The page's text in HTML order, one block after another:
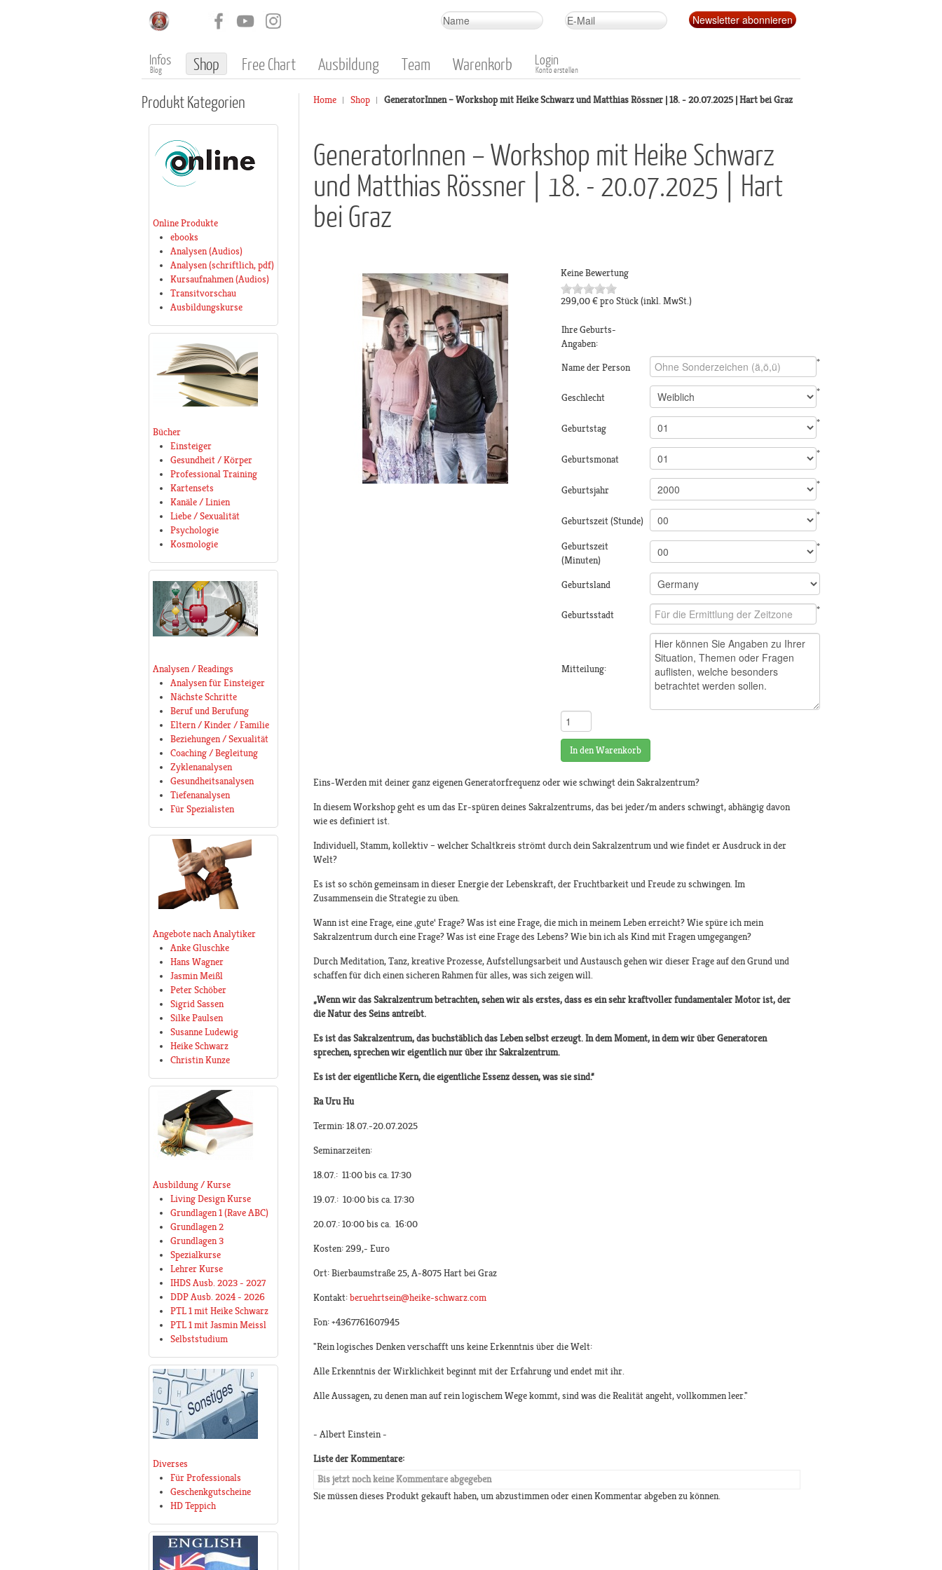
Infos
Blog Shop Free Chart Ausbildung Team Warenkorb Login
Konto erstellen
Home Shop GeneratorInnen – Workshop mit Heike Schwarz und Matthias Rössner | 18. - 20.07.2025 | Hart bei Graz
GeneratorInnen – Workshop mit Heike Schwarz
und Matthias Rössner | 18. - 20.07.2025 | Hart
bei Graz
Keine Bewertung
299,00 € pro Stück(inkl. MwSt.)
Ihre Geburts-
Angaben:
Name der Person
*
Geschlecht *
Geburtstag *
Geburtsmonat *
Geburtsjahr *
Geburtszeit (Stunde) *
Geburtszeit
(Minuten)
*
Geburtsland
Geburtsstadt *
Mitteilung:
In den Warenkorb
Eins-Werden mit deiner ganz eigenen Generatorfrequenz oder wie schwingt dein Sakralzentrum?
In diesem Workshop geht es um das Er-spüren deines Sakralzentrums, das bei jeder/m anders schwingt, abhängig davon
wie es definiert ist.
Individuell, Stamm, kollektiv – welcher Schaltkreis strömt durch dein Sakralzentrum und wie findet er Ausdruck in der
Welt?
Es ist so schön gemeinsam in dieser Energie der Lebenskraft, der Fruchtbarkeit und Freude zu schwingen. Im
Zusammensein die Strategie zu üben.
Wann ist eine Frage, eine ‚gute‘ Frage? Was ist eine Frage, die mich in meinem Leben erreicht? Wie spüre ich mein
Sakralzentrum durch eine Frage? Was ist eine Frage des Lebens? Wie bin ich als Kind mit Fragen umgegangen?
Durch Meditation, Tanz, kreative Prozesse, Aufstellungsarbeit und Austausch gehen wir dieser Frage auf den Grund und
schaffen für dich einen sicheren Rahmen für alles, was sich zeigen will.
„Wenn wir das Sakralzentrum betrachten, sehen wir als erstes, dass es ein sehr kraftvoller fundamentaler Motor ist, der
die Natur des Seins antreibt.
Es ist das Sakralzentrum, das buchstäblich das Leben selbst erzeugt. In dem Moment, in dem wir über Generatoren
sprechen, sprechen wir eigentlich nur über ihr Sakralzentrum.
Es ist der eigentliche Kern, die eigentliche Essenz dessen, was sie sind.“
Ra Uru Hu
Termin: 18.07.-20.07.2025
Seminarzeiten:
18.07.: 11:00 bis ca. 17:30
19.07.: 10:00 bis ca. 17:30
20.07.: 10:00 bis ca. 16:00
Kosten: 299,- Euro
Ort: Bierbaumstraße 25, A-8075 Hart bei Graz
Kontakt:beruehrtsein@heike-schwarz.com
Fon: +4367761607945
"Rein logisches Denken verschafft uns keine Erkenntnis über die Welt:
Alle Erkenntnis der Wirklichkeit beginnt mit der Erfahrung und endet mit ihr.
Alle Aussagen, zu denen man auf rein logischem Wege kommt, sind was die Realität angeht, vollkommen leer."
- Albert Einstein -
Liste der Kommentare:
Bis jetzt noch keine Kommentare abgegeben
Sie müssen dieses Produkt gekauft haben, um abzustimmen oder einen Kommentar abgeben zu können.
ProduktKategorien
Online Produkte
ebooks
Analysen (Audios)
Analysen (schriftlich, pdf)
Kursaufnahmen (Audios)
Transitvorschau
Ausbildungskurse
Bücher
Einsteiger
Gesundheit / Körper
Professional Training
Kartensets
Kanäle / Linien
Liebe / Sexualität
Psychologie
Kosmologie
Analysen / Readings
Analysen für Einsteiger
Nächste Schritte
Beruf und Berufung
Eltern / Kinder / Familie
Beziehungen / Sexualität
Coaching / Begleitung
Zyklenanalysen
Gesundheitsanalysen
Tiefenanalysen
Für Spezialisten
Angebote nach Analytiker
Anke Gluschke
Hans Wagner
Jasmin Meißl
Peter Schöber
Sigrid Sassen
Silke Paulsen
Susanne Ludewig
Heike Schwarz
Christin Kunze
Ausbildung / Kurse
Living Design Kurse
Grundlagen 1 (Rave ABC)
Grundlagen 2
Grundlagen 3
Spezialkurse
Lehrer Kurse
IHDS Ausb. 2023 - 2027
DDP Ausb. 2024 - 2026
PTL 1 mit Heike Schwarz
PTL 1 mit Jasmin Meissl
Selbststudium
Diverses
Für Professionals
Geschenkgutscheine
HD Teppich